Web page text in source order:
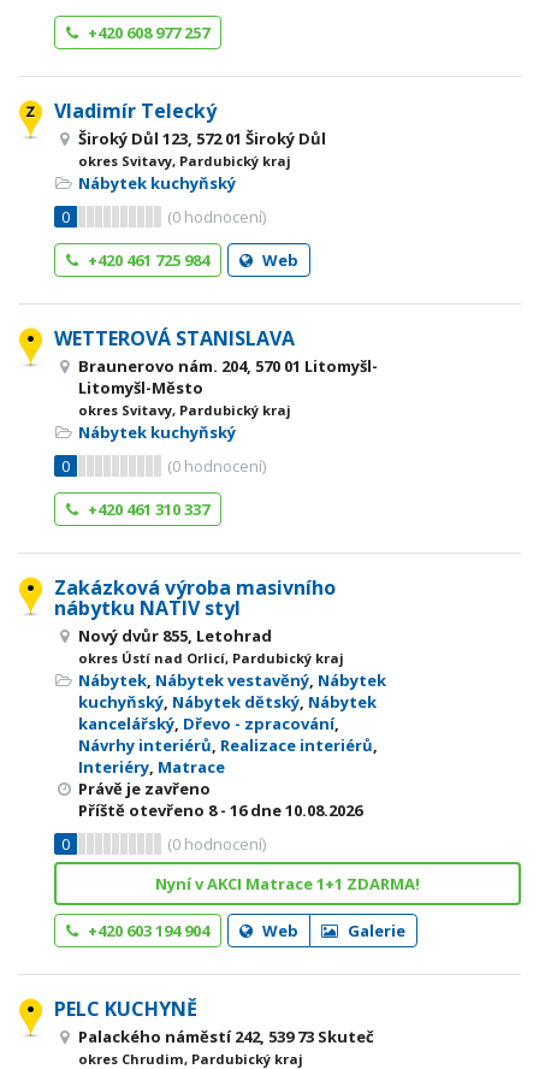
+420 608 977 257
Vladimír Telecký
Široký Důl 123, 572 01 Široký Důl
okres Svitavy, Pardubický kraj
Nábytek kuchyňský
0
(0 hodnocení)
+420 461 725 984
Web
WETTEROVÁ STANISLAVA
Braunerovo nám. 204, 570 01 Litomyšl-
Litomyšl-Město
okres Svitavy, Pardubický kraj
Nábytek kuchyňský
0
(0 hodnocení)
+420 461 310 337
Zakázková výroba masivního
nábytku NATIV styl
Nový dvůr 855, Letohrad
okres Ústí nad Orlicí, Pardubický kraj
Nábytek, Nábytek vestavěný, Nábytek
kuchyňský, Nábytek dětský, Nábytek
kancelářský, Dřevo - zpracování,
Návrhy interiérů, Realizace interiérů,
Interiéry, Matrace
Právě je zavřeno
Příště otevřeno 8 - 16dne 10.08.2026
0
(0 hodnocení)
Nyní v AKCI Matrace 1+1 ZDARMA!
+420 603 194 904 Web Galerie
PELC KUCHYNĚ
Palackého náměstí 242, 539 73 Skuteč
okres Chrudim, Pardubický kraj